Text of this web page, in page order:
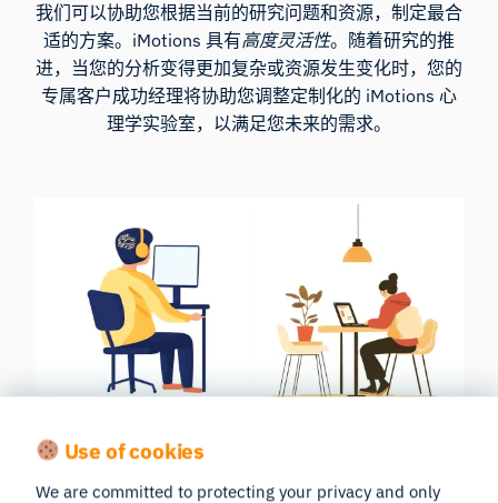
我们可以协助您根据当前的研究问题和资源，制定最合
适的方案。iMotions 具有高度灵活性。随着研究的推
进，当您的分析变得更加复杂或资源发生变化时，您的
专属客户成功经理将协助您调整定制化的 iMotions 心
理学实验室，以满足您未来的需求。
实验室受控
Use of cookies
We are committed to protecting your privacy and only